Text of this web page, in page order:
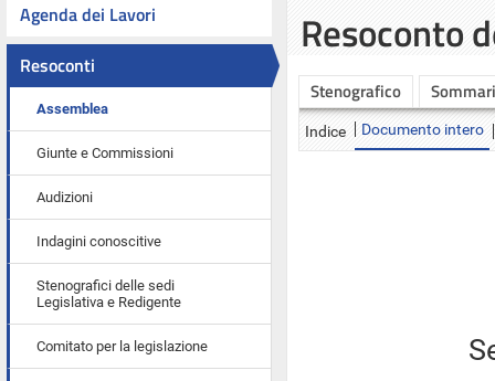
Agenda dei Lavori
Resoconti
Assemblea
Giunte e Commissioni
Audizioni
Indagini conoscitive
Stenografici delle sedi
Legislativa e Redigente
Comitato per la legislazione
Resoconto
Stenografico
Indice Documento intero